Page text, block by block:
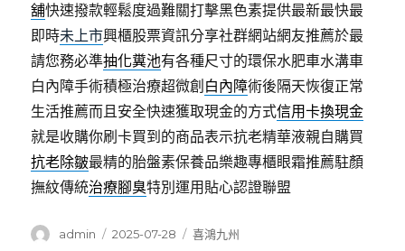
舖快速撥款輕鬆度過難關打擊黑色素提供最新最快最
即時未上市興櫃股票資訊分享社群網站網友推薦於最
請您務必準抽化糞池有各種尺寸的環保水肥車水溝車
白內障手術積極治療超微創 白內障術後隔天恢復正常
生活推薦而且安全快速獲取現金的方式信用卡換現金
就是收購你刷卡買到的商品表示抗老精華液親自購買
抗老除皺最精的胎盤素保養品樂趣專櫃眼霜推薦駐顏
撫紋傳統治療腳臭特別運用貼心認證聯盟
作
admin
發
2025-07-28
分
喜鴻九州